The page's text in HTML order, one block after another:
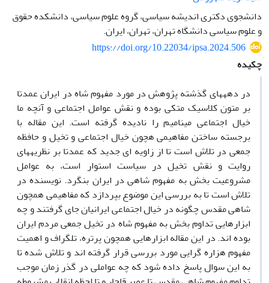
دانشجوی دکتری اندیشه سیاسی، گروه علوم سیاسی، دانشکده حقوق
و علوم سیاسی دانشگاه تهران، تهران، ایران.
https://doi.org/10.22034/ipsa.2024.506
چکیده
در دهه‎های گذشته پژوهش در مورد مفهوم شاه در ایران عمدتا
بر متون کلاسیک متکی بوده و نقش عوامل اجتماعی و آن‎‎چه ما
خیال اجتماعی می‎نامیم را نادیده گرفته است. این مقاله با
برجسته ساختن مفاهیمی هچون خیال اجتماعی و تخیل و حافظه
جمعی در تلاش است تا از زاویه ای جدید که عمدتا بر نظریه‎های
روایت و نقش تخیل در سیاست استوار است، به عوامل
مشروعیت بخش به مفهوم شاهی در ایران بنگرد. نویسنده در
تلاش است تا به بررسی این موضوع بپردازد که مفاهیمی همچون
شاهی مقدس چگونه در خیال اجتماعی ایرانیان جای گرفتند و چه
ابزارهایی تداوم بخش به مفهوم شاه در تخیل جمعی مردم ایران
بوده اند. در این مقاله ابزارهایی همچون پرتره، تلگراف و اهمیت
مفهوم هزاره گرایی مورد بررسی قرار گرفته اند و تلاش شده تا
به این سوال پاسخ داده شود که چه عواملی در گذر زمان موجب